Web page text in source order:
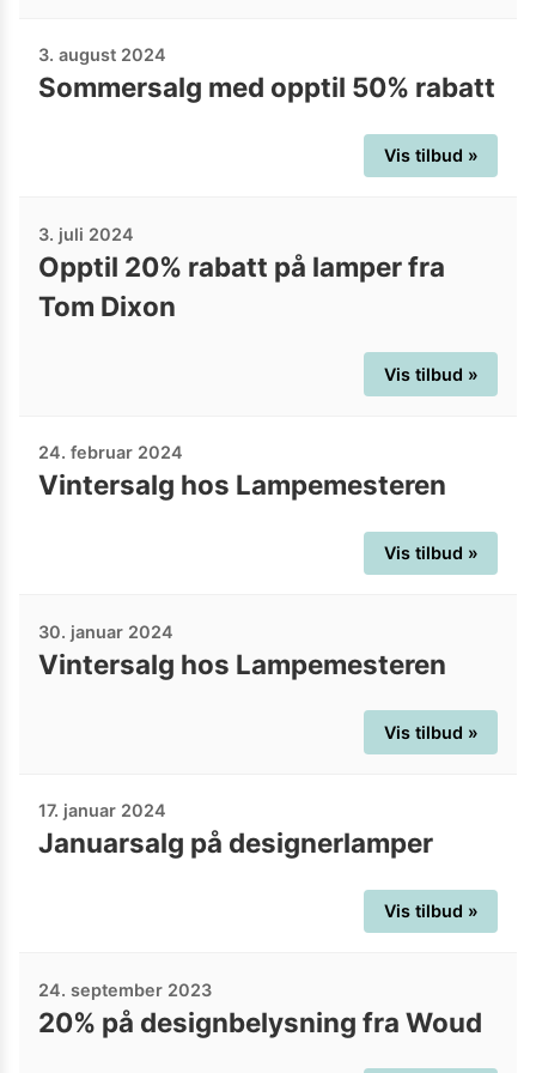
3. august 2024
Sommersalg med opptil 50% rabatt
Vis tilbud »
3. juli 2024
Opptil 20% rabatt på lamper fra
Tom Dixon
Vis tilbud »
24. februar 2024
Vintersalg hos Lampemesteren
Vis tilbud »
30. januar 2024
Vintersalg hos Lampemesteren
Vis tilbud »
17. januar 2024
Januarsalg på designerlamper
Vis tilbud »
24. september 2023
20% på designbelysning fra Woud